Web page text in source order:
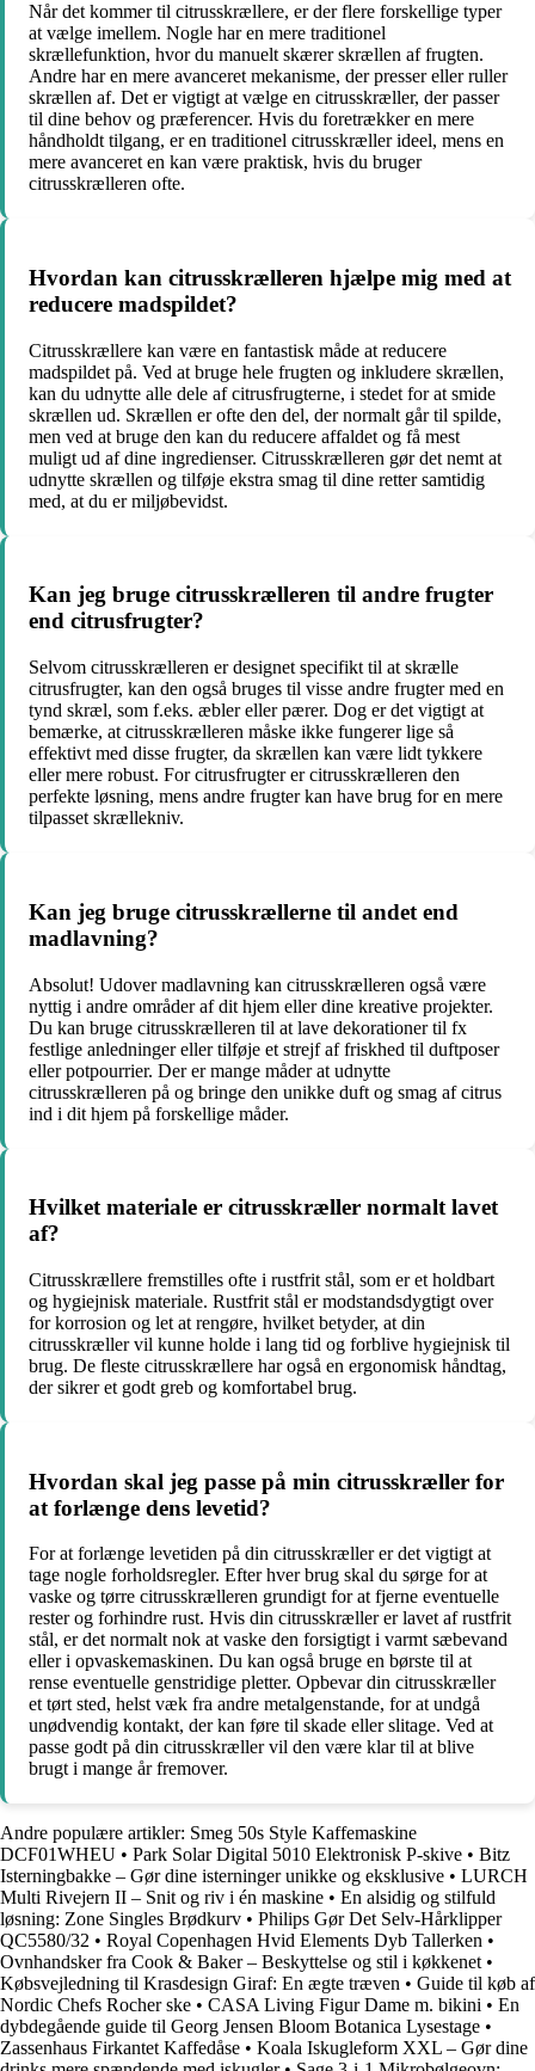
Når det kommer til citrusskrællere, er der flere forskellige typer
at vælge imellem. Nogle har en mere traditionel
skrællefunktion, hvor du manuelt skærer skrællen af frugten.
Andre har en mere avanceret mekanisme, der presser eller ruller
skrællen af. Det er vigtigt at vælge en citrusskræller, der passer
til dine behov og præferencer. Hvis du foretrækker en mere
håndholdt tilgang, er en traditionel citrusskræller ideel, mens en
mere avanceret en kan være praktisk, hvis du bruger
citrusskrælleren ofte.
Hvordan kan citrusskrælleren hjælpe mig med at
reducere madspildet?
Citrusskrællere kan være en fantastisk måde at reducere
madspildet på. Ved at bruge hele frugten og inkludere skrællen,
kan du udnytte alle dele af citrusfrugterne, i stedet for at smide
skrællen ud. Skrællen er ofte den del, der normalt går til spilde,
men ved at bruge den kan du reducere affaldet og få mest
muligt ud af dine ingredienser. Citrusskrælleren gør det nemt at
udnytte skrællen og tilføje ekstra smag til dine retter samtidig
med, at du er miljøbevidst.
Kan jeg bruge citrusskrælleren til andre frugter
end citrusfrugter?
Selvom citrusskrælleren er designet specifikt til at skrælle
citrusfrugter, kan den også bruges til visse andre frugter med en
tynd skræl, som f.eks. æbler eller pærer. Dog er det vigtigt at
bemærke, at citrusskrælleren måske ikke fungerer lige så
effektivt med disse frugter, da skrællen kan være lidt tykkere
eller mere robust. For citrusfrugter er citrusskrælleren den
perfekte løsning, mens andre frugter kan have brug for en mere
tilpasset skrællekniv.
Kan jeg bruge citrusskrællerne til andet end
madlavning?
Absolut! Udover madlavning kan citrusskrælleren også være
nyttig i andre områder af dit hjem eller dine kreative projekter.
Du kan bruge citrusskrælleren til at lave dekorationer til fx
festlige anledninger eller tilføje et strejf af friskhed til duftposer
eller potpourrier. Der er mange måder at udnytte
citrusskrælleren på og bringe den unikke duft og smag af citrus
ind i dit hjem på forskellige måder.
Hvilket materiale er citrusskræller normalt lavet
af?
Citrusskrællere fremstilles ofte i rustfrit stål, som er et holdbart
og hygiejnisk materiale. Rustfrit stål er modstandsdygtigt over
for korrosion og let at rengøre, hvilket betyder, at din
citrusskræller vil kunne holde i lang tid og forblive hygiejnisk til
brug. De fleste citrusskrællere har også en ergonomisk håndtag,
der sikrer et godt greb og komfortabel brug.
Hvordan skal jeg passe på min citrusskræller for
at forlænge dens levetid?
For at forlænge levetiden på din citrusskræller er det vigtigt at
tage nogle forholdsregler. Efter hver brug skal du sørge for at
vaske og tørre citrusskrælleren grundigt for at fjerne eventuelle
rester og forhindre rust. Hvis din citrusskræller er lavet af rustfrit
stål, er det normalt nok at vaske den forsigtigt i varmt sæbevand
eller i opvaskemaskinen. Du kan også bruge en børste til at
rense eventuelle genstridige pletter. Opbevar din citrusskræller
et tørt sted, helst væk fra andre metalgenstande, for at undgå
unødvendig kontakt, der kan føre til skade eller slitage. Ved at
passe godt på din citrusskræller vil den være klar til at blive
brugt i mange år fremover.
Andre populære artikler: Smeg 50s Style Kaffemaskine
DCF01WHEU • Park Solar Digital 5010 Elektronisk P-skive • Bitz
Isterningbakke – Gør dine isterninger unikke og eksklusive • LURCH
Multi Rivejern II – Snit og riv i én maskine • En alsidig og stilfuld
løsning: Zone Singles Brødkurv • Philips Gør Det Selv-Hårklipper
QC5580/32 • Royal Copenhagen Hvid Elements Dyb Tallerken •
Ovnhandsker fra Cook & Baker – Beskyttelse og stil i køkkenet•
Købsvejledning til Krasdesign Giraf: En ægte træven • Guide til køb af
Nordic Chefs Rocher ske • CASA Living Figur Dame m. bikini • En
dybdegående guide til Georg Jensen Bloom Botanica Lysestage •
Zassenhaus Firkantet Kaffedåse • Koala Iskugleform XXL – Gør dine